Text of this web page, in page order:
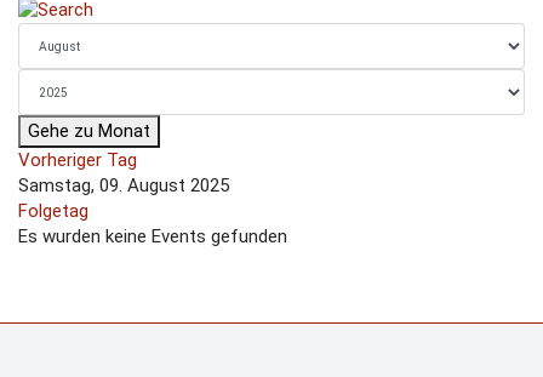
Gehe zu Monat
Vorheriger Tag
Samstag, 09. August 2025
Folgetag
Es wurden keine Events gefunden